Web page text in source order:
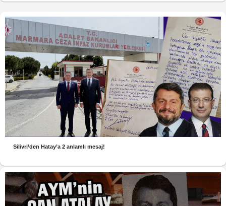
Silivri’den Hatay’a 2 anlamlı mesaj!